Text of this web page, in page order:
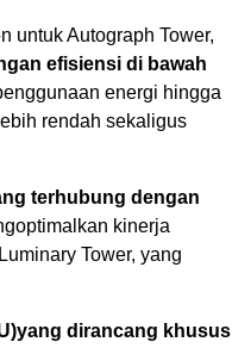
untuk Autograph Tower,
efisiensi di bawah
energi hingga
rendah sekaligus
terhubung dengan
kinerja
Tower, yang
yang dirancang khusus